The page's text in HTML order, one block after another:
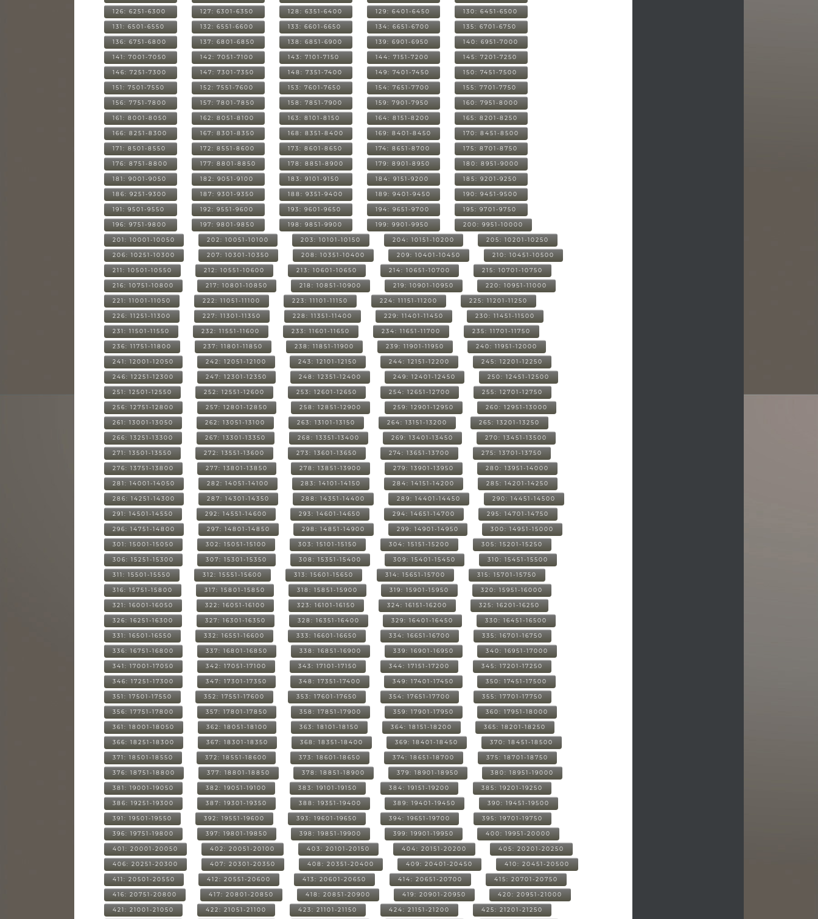
126: 6251-6300 127: 6301-6350 128: 6351-6400 129: 6401-6450 130: 6451-6500
131: 6501-6550 132: 6551-6600 133: 6601-6650 134: 6651-6700 135: 6701-6750
136: 6751-6800 137: 6801-6850 138: 6851-6900 139: 6901-6950 140: 6951-7000
141: 7001-7050 142: 7051-7100 143: 7101-7150 144: 7151-7200 145: 7201-7250
146: 7251-7300 147: 7301-7350 148: 7351-7400 149: 7401-7450 150: 7451-7500
151: 7501-7550 152: 7551-7600 153: 7601-7650 154: 7651-7700 155: 7701-7750
156: 7751-7800 157: 7801-7850 158: 7851-7900 159: 7901-7950 160: 7951-8000
161: 8001-8050 162: 8051-8100 163: 8101-8150 164: 8151-8200 165: 8201-8250
166: 8251-8300 167: 8301-8350 168: 8351-8400 169: 8401-8450 170: 8451-8500
171: 8501-8550 172: 8551-8600 173: 8601-8650 174: 8651-8700 175: 8701-8750
176: 8751-8800 177: 8801-8850 178: 8851-8900 179: 8901-8950 180: 8951-9000
181: 9001-9050 182: 9051-9100 183: 9101-9150 184: 9151-9200 185: 9201-9250
186: 9251-9300 187: 9301-9350 188: 9351-9400 189: 9401-9450 190: 9451-9500
191: 9501-9550 192: 9551-9600 193: 9601-9650 194: 9651-9700 195: 9701-9750
196: 9751-9800 197: 9801-9850 198: 9851-9900 199: 9901-9950 200: 9951-10000
201: 10001-10050 202: 10051-10100 203: 10101-10150 204: 10151-10200 205: 10201-10250
206: 10251-10300 207: 10301-10350 208: 10351-10400 209: 10401-10450 210: 10451-10500
211: 10501-10550 212: 10551-10600 213: 10601-10650 214: 10651-10700 215: 10701-10750
216: 10751-10800 217: 10801-10850 218: 10851-10900 219: 10901-10950 220: 10951-11000
221: 11001-11050 222: 11051-11100 223: 11101-11150 224: 11151-11200 225: 11201-11250
226: 11251-11300 227: 11301-11350 228: 11351-11400 229: 11401-11450 230: 11451-11500
231: 11501-11550 232: 11551-11600 233: 11601-11650 234: 11651-11700 235: 11701-11750
236: 11751-11800 237: 11801-11850 238: 11851-11900 239: 11901-11950 240: 11951-12000
241: 12001-12050 242: 12051-12100 243: 12101-12150 244: 12151-12200 245: 12201-12250
246: 12251-12300 247: 12301-12350 248: 12351-12400 249: 12401-12450 250: 12451-12500
251: 12501-12550 252: 12551-12600 253: 12601-12650 254: 12651-12700 255: 12701-12750
256: 12751-12800 257: 12801-12850 258: 12851-12900 259: 12901-12950 260: 12951-13000
261: 13001-13050 262: 13051-13100 263: 13101-13150 264: 13151-13200 265: 13201-13250
266: 13251-13300 267: 13301-13350 268: 13351-13400 269: 13401-13450 270: 13451-13500
271: 13501-13550 272: 13551-13600 273: 13601-13650 274: 13651-13700 275: 13701-13750
276: 13751-13800 277: 13801-13850 278: 13851-13900 279: 13901-13950 280: 13951-14000
281: 14001-14050 282: 14051-14100 283: 14101-14150 284: 14151-14200 285: 14201-14250
286: 14251-14300 287: 14301-14350 288: 14351-14400 289: 14401-14450 290: 14451-14500
291: 14501-14550 292: 14551-14600 293: 14601-14650 294: 14651-14700 295: 14701-14750
296: 14751-14800 297: 14801-14850 298: 14851-14900 299: 14901-14950 300: 14951-15000
301: 15001-15050 302: 15051-15100 303: 15101-15150 304: 15151-15200 305: 15201-15250
306: 15251-15300 307: 15301-15350 308: 15351-15400 309: 15401-15450 310: 15451-15500
311: 15501-15550 312: 15551-15600 313: 15601-15650 314: 15651-15700 315: 15701-15750
316: 15751-15800 317: 15801-15850 318: 15851-15900 319: 15901-15950 320: 15951-16000
321: 16001-16050 322: 16051-16100 323: 16101-16150 324: 16151-16200 325: 16201-16250
326: 16251-16300 327: 16301-16350 328: 16351-16400 329: 16401-16450 330: 16451-16500
331: 16501-16550 332: 16551-16600 333: 16601-16650 334: 16651-16700 335: 16701-16750
336: 16751-16800 337: 16801-16850 338: 16851-16900 339: 16901-16950 340: 16951-17000
341: 17001-17050 342: 17051-17100 343: 17101-17150 344: 17151-17200 345: 17201-17250
346: 17251-17300 347: 17301-17350 348: 17351-17400 349: 17401-17450 350: 17451-17500
351: 17501-17550 352: 17551-17600 353: 17601-17650 354: 17651-17700 355: 17701-17750
356: 17751-17800 357: 17801-17850 358: 17851-17900 359: 17901-17950 360: 17951-18000
361: 18001-18050 362: 18051-18100 363: 18101-18150 364: 18151-18200 365: 18201-18250
366: 18251-18300 367: 18301-18350 368: 18351-18400 369: 18401-18450 370: 18451-18500
371: 18501-18550 372: 18551-18600 373: 18601-18650 374: 18651-18700 375: 18701-18750
376: 18751-18800 377: 18801-18850 378: 18851-18900 379: 18901-18950 380: 18951-19000
381: 19001-19050 382: 19051-19100 383: 19101-19150 384: 19151-19200 385: 19201-19250
386: 19251-19300 387: 19301-19350 388: 19351-19400 389: 19401-19450 390: 19451-19500
391: 19501-19550 392: 19551-19600 393: 19601-19650 394: 19651-19700 395: 19701-19750
396: 19751-19800 397: 19801-19850 398: 19851-19900 399: 19901-19950 400: 19951-20000
401: 20001-20050 402: 20051-20100 403: 20101-20150 404: 20151-20200 405: 20201-20250
406: 20251-20300 407: 20301-20350 408: 20351-20400 409: 20401-20450 410: 20451-20500
411: 20501-20550 412: 20551-20600 413: 20601-20650 414: 20651-20700 415: 20701-20750
416: 20751-20800 417: 20801-20850 418: 20851-20900 419: 20901-20950 420: 20951-21000
421: 21001-21050 422: 21051-21100 423: 21101-21150 424: 21151-21200 425: 21201-21250